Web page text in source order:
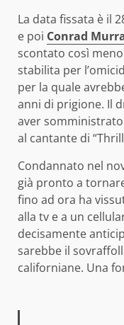
La data fissata è il
e poi Conrad
scontato così
stabilita per
per la quale
anni di prigione. Il
aver
al cantante di
Condannato nel
già pronto a
fino ad ora ha
alla tv e a un
decisamente
sarebbe il
californiane. Una